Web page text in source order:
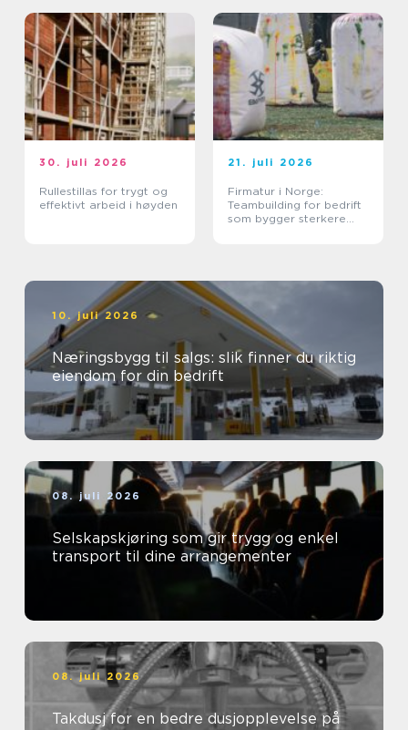
30. juli 2026
Rullestillas for trygt og
effektivt arbeid i høyden
21. juli 2026
Firmatur i Norge:
Teambuilding for bedrift
som bygger sterkere
10. juli 2026
Næringsbygg til salgs: slik finner du riktig
eiendom for din bedrift
08. juli 2026
Selskapskjøring som gir trygg og enkel
transport til dine arrangementer
08. juli 2026
Takdusj for en bedre dusjopplevelse på